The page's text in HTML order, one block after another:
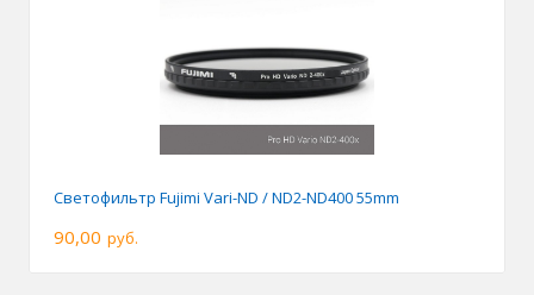
Светофильтр Fujimi Vari-ND / ND2-ND400 55mm
90,00 руб.